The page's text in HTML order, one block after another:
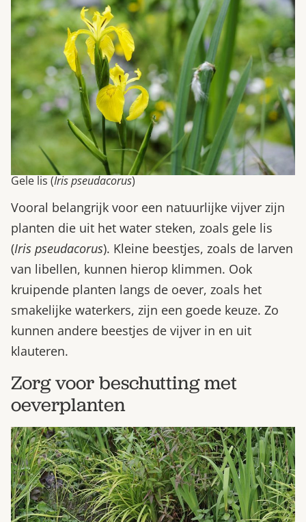
Gele lis (Iris pseudacorus)
Vooral belangrijk voor een natuurlijke vijver zijn
planten die uit het water steken, zoals gele lis
(Iris pseudacorus). Kleine beestjes, zoals de larven
van libellen, kunnen hierop klimmen. Ook
kruipende planten langs de oever, zoals het
smakelijke waterkers, zijn een goede keuze. Zo
kunnen andere beestjes de vijver in en uit
klauteren.
Zorg voor beschutting met
oeverplanten